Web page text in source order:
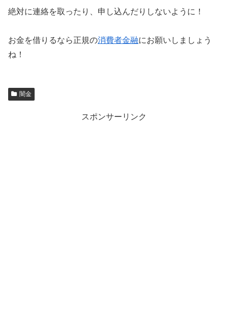
絶対に連絡を取ったり、申し込んだりしないように！
お金を借りるなら正規の消費者金融にお願いしましょう
ね！
闇金
スポンサーリンク